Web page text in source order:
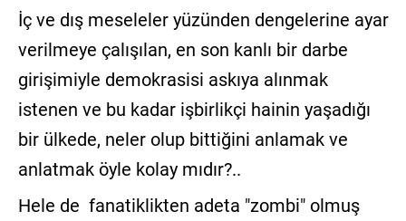
GALERİ
VİDEO
YAZARLAR
ULAŞIN
Künye
İç ve dış meseleler yüzünden dengelerine ayar
verilmeye çalışılan, en son kanlı bir darbe
girişimiyle demokrasisi askıya alınmak
istenen ve bu kadar işbirlikçi hainin yaşadığı
bir ülkede, neler olup bittiğini anlamak ve
anlatmak öyle kolay mıdır?..
Hele de fanatiklikten adeta "zombi" olmuş